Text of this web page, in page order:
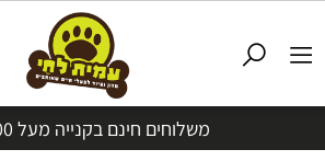
משלוחים חינם בקנייה מעל 100 ש"ח